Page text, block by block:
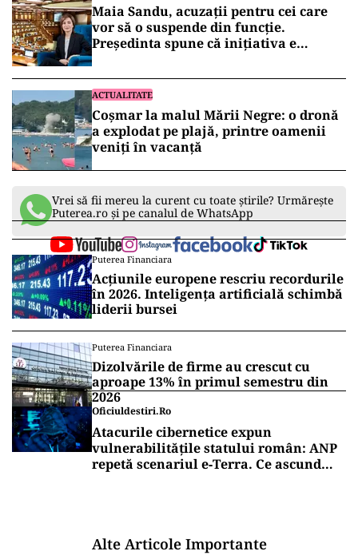
Maia Sandu, acuzații pentru cei care
vor să o suspende din funcție.
Președinta spune că inițiativa e
ACTUALITATE
Coșmar la malul Mării Negre: o dronă
a explodat pe plajă, printre oamenii
veniți în vacanță
Vrei să fii mereu la curent cu toate știrile? Urmărește
Puterea.ro și pe canalul de WhatsApp
Puterea Financiara
Acțiunile europene rescriu recordurile
în 2026. Inteligența artificială schimbă
liderii bursei
Puterea Financiara
Dizolvările de firme au crescut cu
aproape 13% în primul semestru din
2026
Oficiuldestiri.ro
Atacurile cibernetice expun
vulnerabilitățile statului român: ANP
repetă scenariul e‑Terra. Ce ascund
Alte Articole Importante